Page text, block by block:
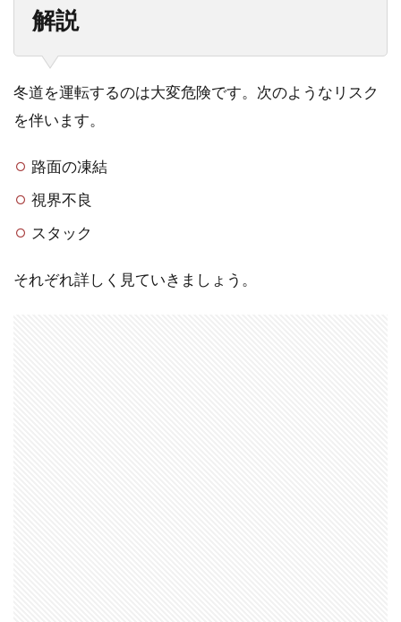
解説
冬道を運転するのは大変危険です。次のようなリスク
を伴います。
路面の凍結
視界不良
スタック
それぞれ詳しく見ていきましょう。